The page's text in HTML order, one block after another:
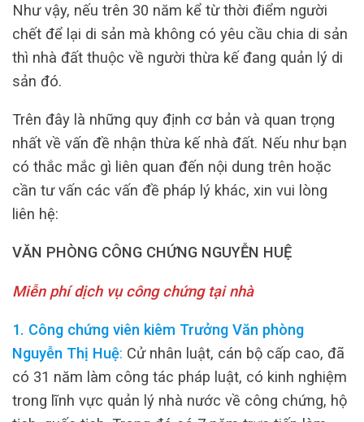
Như vậy, nếu trên 30 năm kể từ thời điểm người
chết để lại di sản mà không có yêu cầu chia di sản
thì nhà đất thuộc về người thừa kế đang quản lý di
sản đó.
Trên đây là những quy định cơ bản và quan trọng
nhất về vấn đề nhận thừa kế nhà đất. Nếu như bạn
có thắc mắc gì liên quan đến nội dung trên hoặc
cần tư vấn các vấn đề pháp lý khác, xin vui lòng
liên hệ:
VĂN PHÒNG CÔNG CHỨNG NGUYỄN HUỆ
Miễn phí dịch vụ công chứng tại nhà
1. Công chứng viên kiêm Trưởng Văn phòng
Nguyễn Thị Huệ: Cử nhân luật, cán bộ cấp cao, đã
có 31 năm làm công tác pháp luật, có kinh nghiệm
trong lĩnh vực quản lý nhà nước về công chứng, hộ